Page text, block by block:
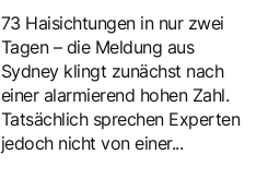
73 Haisichtungen in nur zwei
Tagen – die Meldung aus
Sydney klingt zunächst nach
einer alarmierend hohen Zahl.
Tatsächlich sprechen Experten
jedoch nicht von einer...